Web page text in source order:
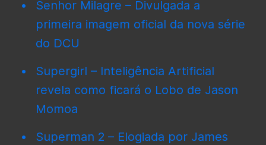
Senhor Milagre – Divulgada a
primeira imagem oficial da nova série
do DCU
Supergirl – Inteligência Artificial
revela como ficará o Lobo de Jason
Momoa
Superman 2 – Elogiada por James